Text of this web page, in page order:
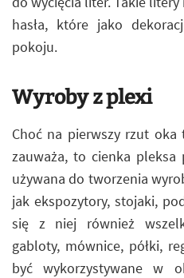
hasła, które jako
pokoju.
Wyroby z plexi
Choć na pierwszy rzut
zauważa, to cienka pleksa
używana do tworzenia
jak ekspozytory, stojaki,
się z niej również
gabloty, mównice, półki,
być wykorzystywane w